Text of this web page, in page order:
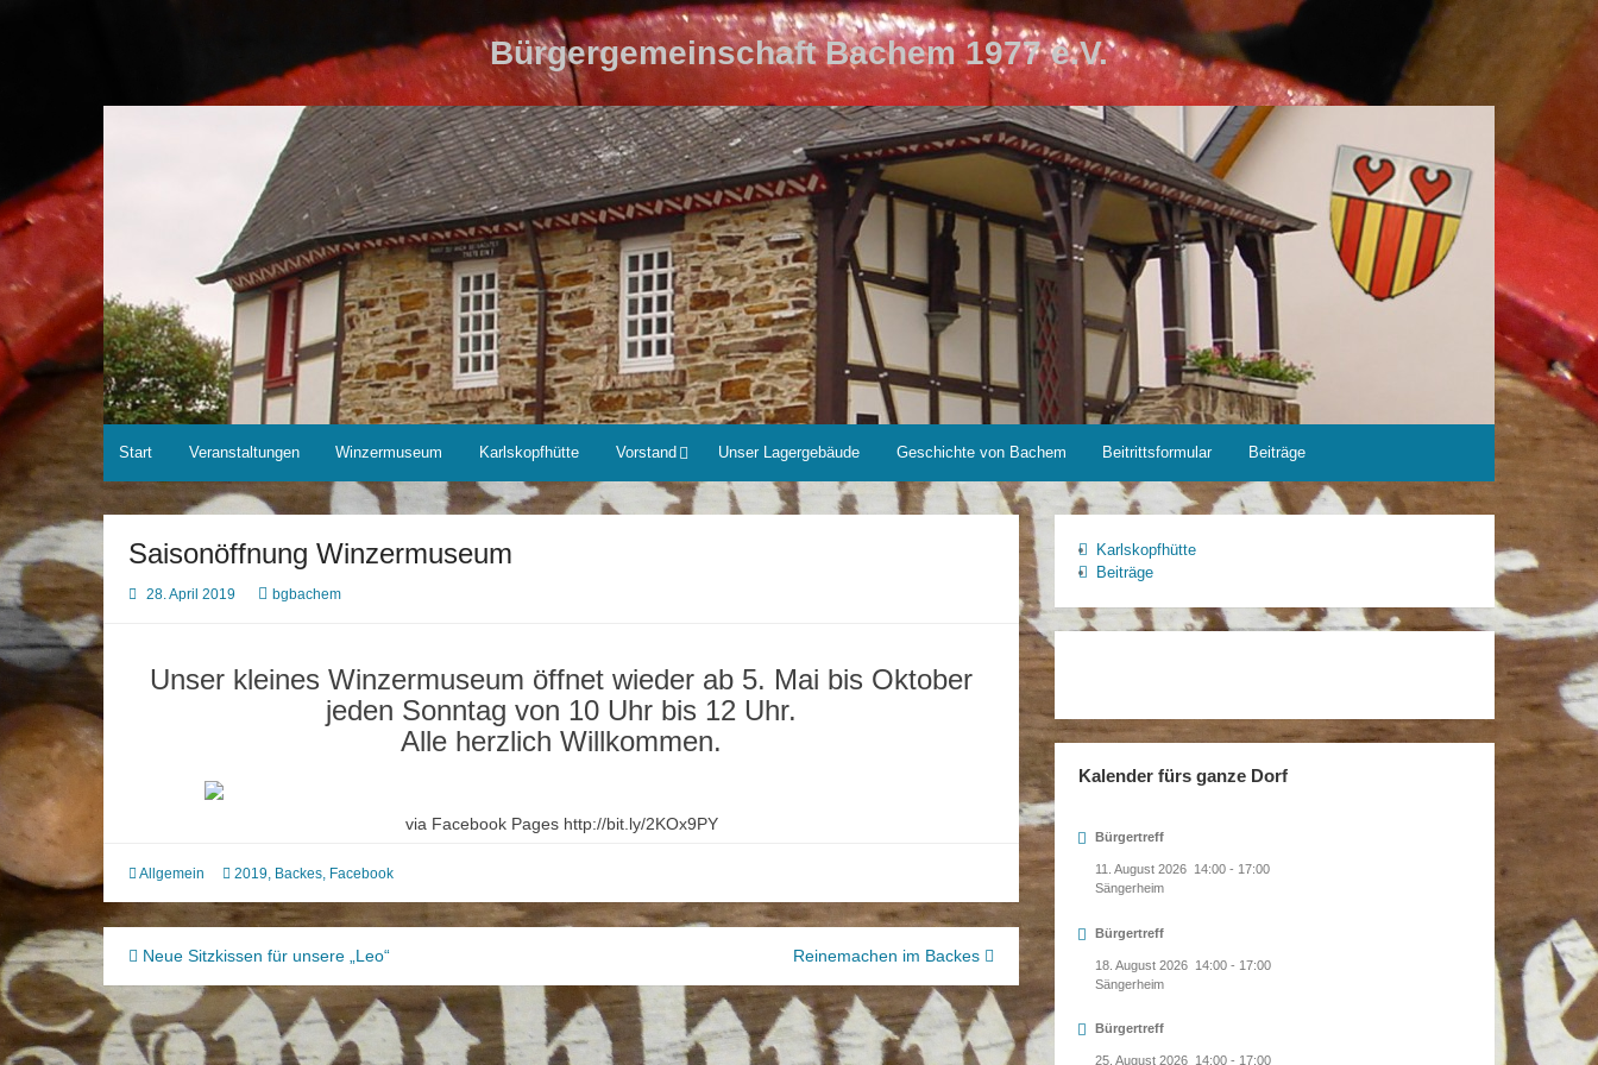
Bürgergemeinschaft Bachem 1977 e.V.
Start Veranstaltungen Winzermuseum Karlskopfhütte Vorstand Unser Lagergebäude Geschichte von Bachem Beitrittsformular Beiträge
Saisonöffnung Winzermuseum
28. April 2019 bgbachem
Unser kleines Winzermuseum öffnet wieder ab 5. Mai bis Oktober
jeden Sonntag von 10 Uhr bis 12 Uhr.
Alle herzlich Willkommen.
via Facebook Pages http://bit.ly/2KOx9PY
Allgemein 2019, Backes, Facebook
Beitragsnavigation
Neue Sitzkissen für unsere „Leo“ Reinemachen im Backes
Karlskopfhütte
Beiträge
Kalender fürs ganze Dorf
Bürgertreff
11. August 2026 14:00- 17:00
Sängerheim
Bürgertreff
18. August 2026 14:00- 17:00
Sängerheim
Bürgertreff
25. August 2026 14:00- 17:00